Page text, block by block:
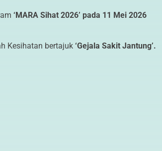
‘MARA Sihat 2026’ pada 11 Mei 2026
Kesihatan bertajuk ‘Gejala Sakit Jantung’.